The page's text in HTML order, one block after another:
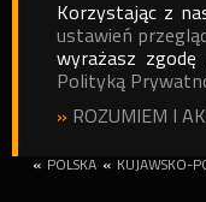
Korzystając z
ustawień
wyrażasz
Polityką
» ROZUMIEM I
« POLSKA « KUJAWSKO-